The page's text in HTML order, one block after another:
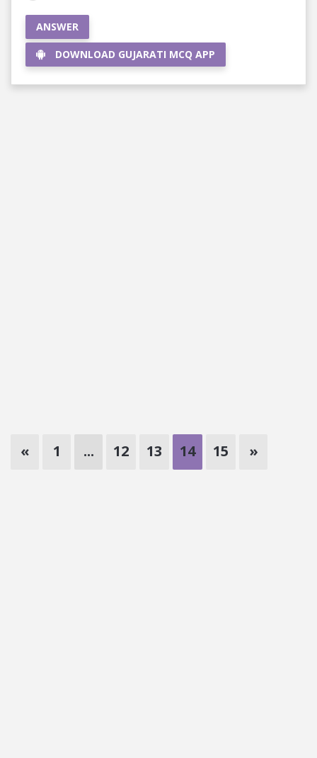
ANSWER
DOWNLOAD GUJARATI MCQ APP
« 1 ... 12 13 14 15 »